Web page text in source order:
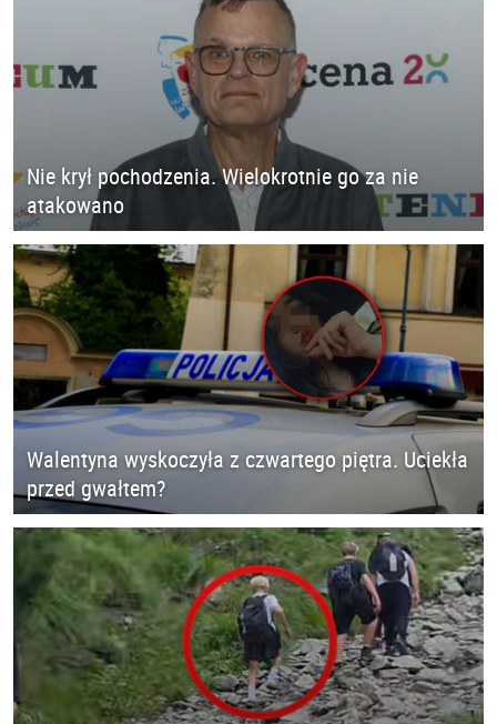
Nie krył pochodzenia. Wielokrotnie go za nie
atakowano
Walentyna wyskoczyła z czwartego piętra. Uciekła
przed gwałtem?